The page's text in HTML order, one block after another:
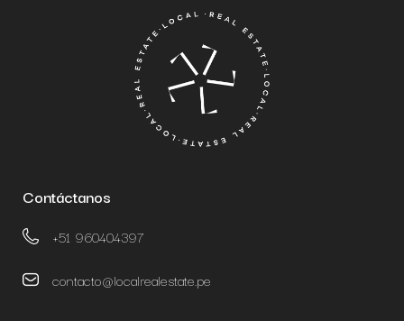
Contáctanos
+51 960404397
contacto@localrealestate.pe